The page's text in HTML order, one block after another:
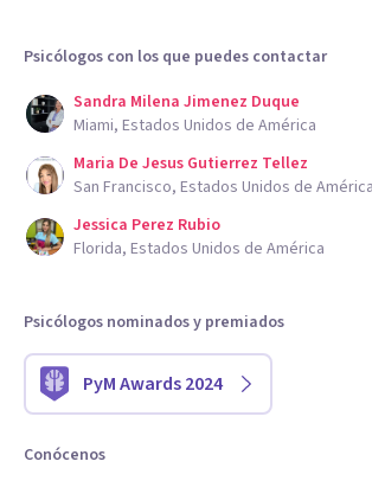
Psicólogos con los que puedes contactar
Sandra Milena Jimenez Duque
Miami, Estados Unidos de América
Maria De Jesus Gutierrez Tellez
San Francisco, Estados Unidos de América
Jessica Perez Rubio
Florida, Estados Unidos de América
Psicólogos nominados y premiados
PyM Awards 2024
Conócenos